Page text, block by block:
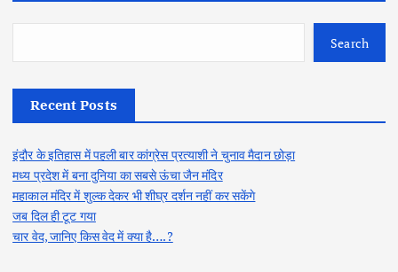
Search
Recent Posts
इंदौर के इतिहास में पहली बार कांग्रेस प्रत्याशी ने चुनाव मैदान छोड़ा
मध्य प्रदेश में बना दुनिया का सबसे ऊंचा जैन मंदिर
महाकाल मंदिर में शुल्क देकर भी शीघ्र दर्शन नहीं कर सकेंगे
जब दिल ही टूट गया
चार वेद, जानिए किस वेद में क्या है….?